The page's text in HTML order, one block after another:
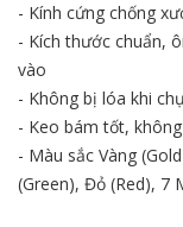
- Kính cứng chống
- Kích thước chuẩn,
vào
- Không bị lóa khi
- Keo bám tốt,
- Màu sắc Vàng
(Green), Đỏ (Red), 7